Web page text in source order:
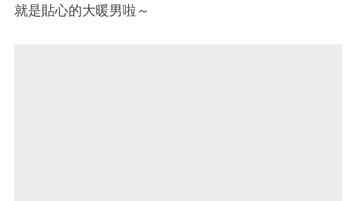
就是貼心的大暖男啦～